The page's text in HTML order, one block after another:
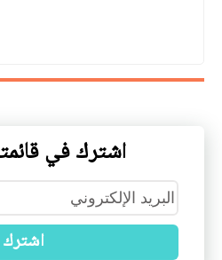
اشترك في
اشترك